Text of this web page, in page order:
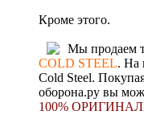
Кроме этого.
Мы продаем
COLD STEEL. На
Cold Steel.
оборона.ру вы
100%